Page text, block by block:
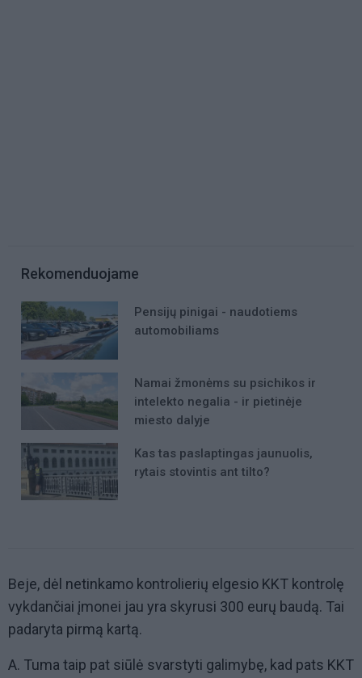
Rekomenduojame
Pensijų pinigai - naudotiems
automobiliams
Namai žmonėms su psichikos ir
intelekto negalia - ir pietinėje
miesto dalyje
Kas tas paslaptingas jaunuolis,
rytais stovintis ant tilto?
Beje, dėl netinkamo kontrolierių elgesio KKT kontrolę
vykdančiai įmonei jau yra skyrusi 300 eurų baudą. Tai
padaryta pirmą kartą.
A. Tuma taip pat siūlė svarstyti galimybę, kad pats KKT